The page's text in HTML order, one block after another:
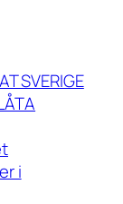
SVERIGE
i